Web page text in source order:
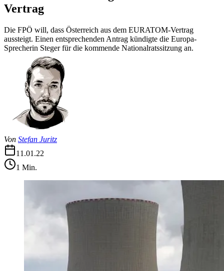
Vertrag
Die FPÖ will, dass Österreich aus dem EURATOM-Vertrag
aussteigt. Einen entsprechenden Antrag kündigte die Europa-
Sprecherin Steger für die kommende Nationalratssitzung an.
Von Stefan Juritz
11.01.22
1 Min.